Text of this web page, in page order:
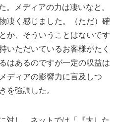
メディアの力は凄いなと。
凄く感じました。（ただ）確
か、そういうことはないです
いただいているお客様がたく
はあるのですが一定の収益は
ディアの影響力に言及しつ
を強調した。
対し、ネットでは「『大した